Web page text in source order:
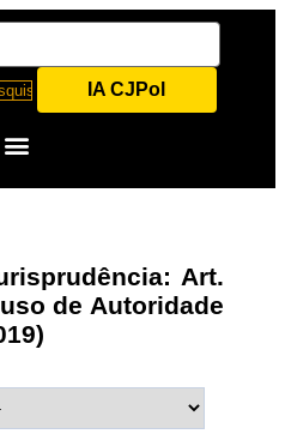
IA CJPol
Art.
de Autoridade